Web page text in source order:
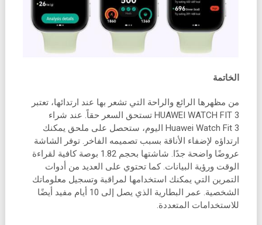
الخاتمة
من مظهرها الرائع والراحة التي تشعر بها عند ارتدائها، تعتبر
HUAWEI WATCH FIT 3 تستحق السعر حقاً. عند شراء
Huawei Watch Fit 3 اليوم، ستحصل على ملحق يمكنك
ارتداؤه لإضفاء الأناقة بسبب تصميمه الفاخر. توفر الشاشة
عروضًا واضحة جدًا. شاشتها بحجم 1.82 بوصة كافية لقراءة
الوقت ورؤية البيانات. كما تحتوي على العديد من أدوات
التمرين التي يمكنك استخدامها لمراقبة وتسجيل معلوماتك
الشخصية. عمر البطارية الذي يصل إلى 10 أيام مفيد أيضًا
للاستخدامات المتعددة.